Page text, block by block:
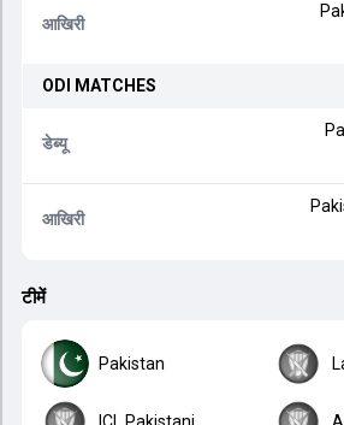
आखिरी
ODI MATCHES
डेब्यू
आखिरी
टीमें
Pakistan
ICL Pakistani